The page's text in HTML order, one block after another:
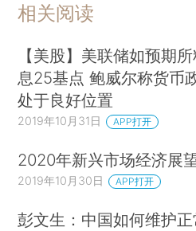
相关阅读
【美股】美联储如预期
息25基点 鲍威尔称货币
处于良好位置
2019年10月31日 APP打开
2020年新兴市场经济展
2019年10月30日 APP打开
彭文生：中国如何维护